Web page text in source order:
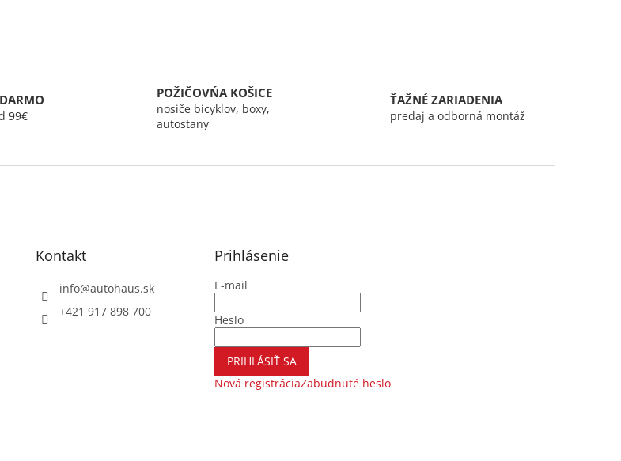
99€
POŽIČOVŃA KOŠICE
nosiče bicyklov, boxy,
autostany
ŤAŽNÉ ZARIADENIA
predaj a odborná montáž
Kontakt
info@autohaus.sk
+421 917 898 700
Prihlásenie
E-mail
Heslo
PRIHLÁSIŤ SA
Nová registráciaZabudnuté heslo